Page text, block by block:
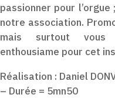
passionner pour
notre association.
mais surtout
enthousiame pour cet
Réalisation : Daniel
– Durée = 5mn50